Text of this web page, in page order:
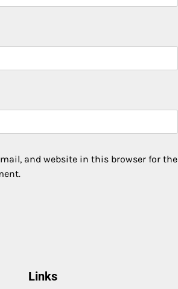
and website in this browser for the
Links